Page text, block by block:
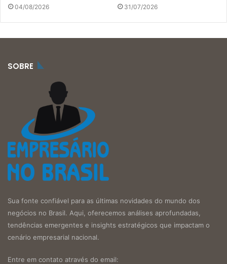
04/08/2026 31/07/2026
SOBRE
Sua fonte confiável para as últimas novidades do mundo dos
negócios no Brasil. Aqui, oferecemos análises aprofundadas,
tendências emergentes e insights estratégicos que impactam o
cenário empresarial nacional.
Entre em contato através do email: